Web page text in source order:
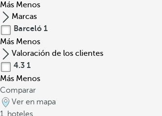
Más Menos
Marcas
Barceló 1
Más Menos
Valoración de los clientes
4.3 1
Más Menos
Comparar
Ver en mapa
1 hoteles